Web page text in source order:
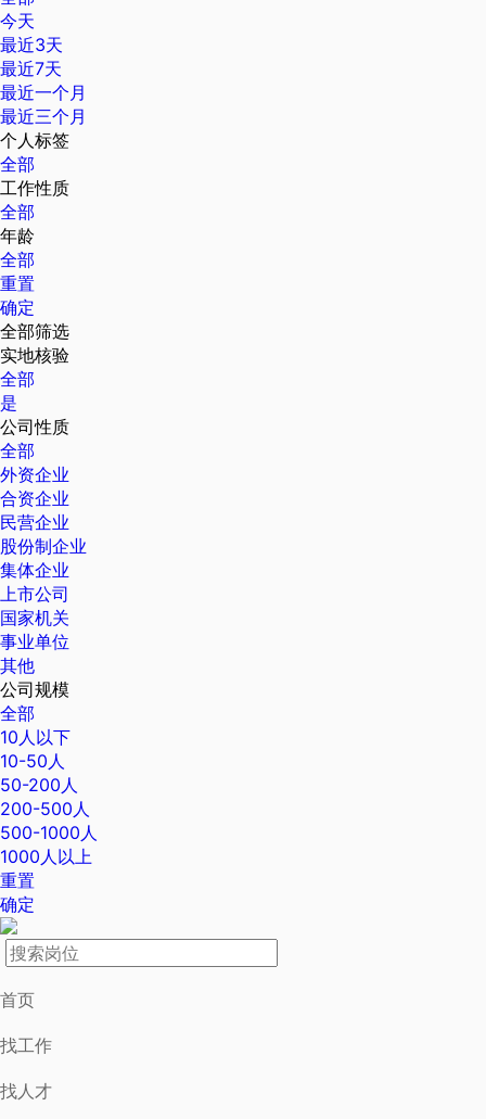
今天
最近3天
最近7天
最近一个月
最近三个月
个人标签
全部
工作性质
全部
年龄
全部
重置
确定
全部筛选
实地核验
全部
是
公司性质
全部
外资企业
合资企业
民营企业
股份制企业
集体企业
上市公司
国家机关
事业单位
其他
公司规模
全部
10人以下
10-50人
50-200人
200-500人
500-1000人
1000人以上
重置
确定
首页
找工作
找人才